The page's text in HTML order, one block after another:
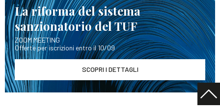
La riforma del sistema
sanzionatorio del TUF
ZOOM MEETING
Offerte per iscrizioni entro il 10/09
SCOPRI I DETTAGLI